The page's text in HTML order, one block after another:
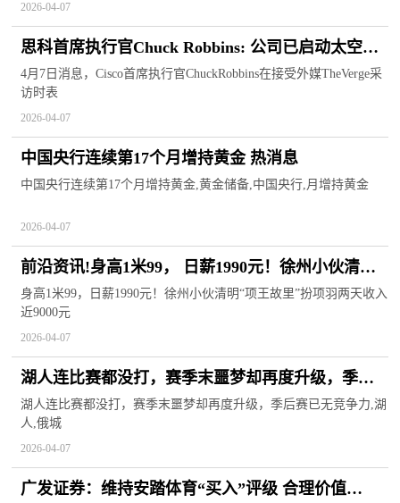
2026-04-07
思科首席执行官Chuck Robbins: 公司已启动太空数
据中心初步准备
4月7日消息，Cisco首席执行官ChuckRobbins在接受外媒TheVerge采
访时表
2026-04-07
中国央行连续第17个月增持黄金 热消息
中国央行连续第17个月增持黄金,黄金储备,中国央行,月增持黄金
2026-04-07
前沿资讯!身高1米99， 日薪1990元！徐州小伙清明
“项王故里”扮项羽两天收入近9000元
身高1米99，日薪1990元！徐州小伙清明“项王故里”扮项羽两天收入
近9000元
2026-04-07
湖人连比赛都没打，赛季末噩梦却再度升级，季后
赛已无竞争力-焦点快播
湖人连比赛都没打，赛季末噩梦却再度升级，季后赛已无竞争力,湖
人,俄城
2026-04-07
广发证券：维持安踏体育“买入”评级 合理价值